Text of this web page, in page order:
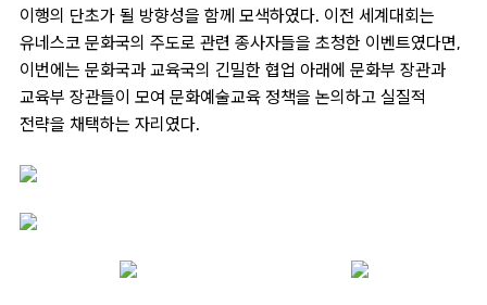
이행의 단초가 될 방향성을 함께 모색하였다. 이전 세계대회는
유네스코 문화국의 주도로 관련 종사자들을 초청한 이벤트였다면,
이번에는 문화국과 교육국의 긴밀한 협업 아래에 문화부 장관과
교육부 장관들이 모여 문화예술교육 정책을 논의하고 실질적
전략을 채택하는 자리였다.